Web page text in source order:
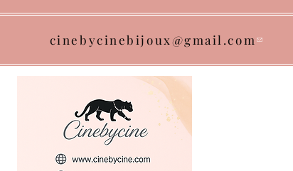
cinebycinebijoux@gmail.com